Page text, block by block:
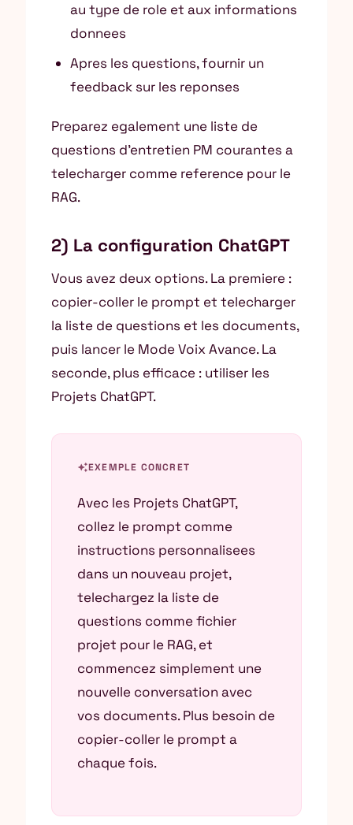
au type de role et aux informations
donnees
Apres les questions, fournir un
feedback sur les reponses
Preparez egalement une liste de
questions d’entretien PM courantes a
telecharger comme reference pour le
RAG.
2) La configuration ChatGPT
Vous avez deux options. La premiere :
copier-coller le prompt et telecharger
la liste de questions et les documents,
puis lancer le Mode Voix Avance. La
seconde, plus efficace : utiliser les
Projets ChatGPT.
auto_awesomeEXEMPLE CONCRET
Avec les Projets ChatGPT,
collez le prompt comme
instructions personnalisees
dans un nouveau projet,
telechargez la liste de
questions comme fichier
projet pour le RAG, et
commencez simplement une
nouvelle conversation avec
vos documents. Plus besoin de
copier-coller le prompt a
chaque fois.